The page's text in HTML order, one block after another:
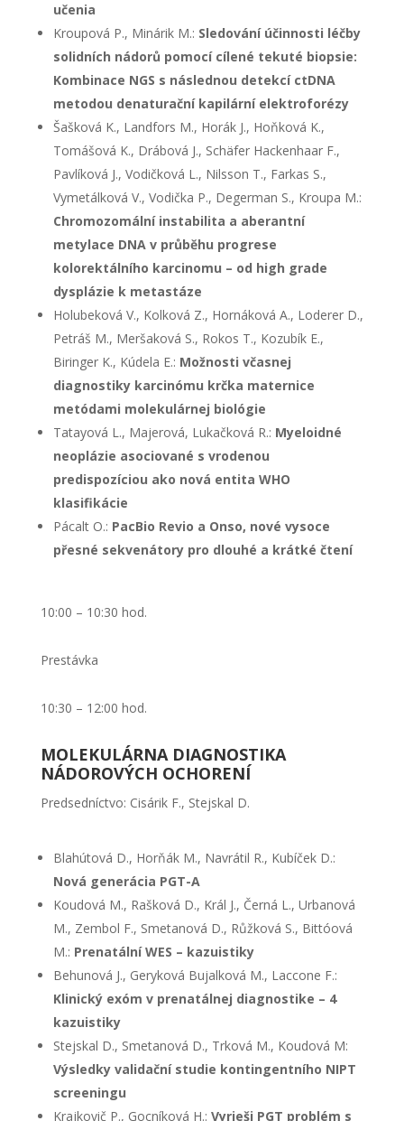
učenia
Kroupová P., Minárik M.: Sledování účinnosti léčby
solidních nádorů pomocí cílené tekuté biopsie:
Kombinace NGS s následnou detekcí ctDNA
metodou denaturační kapilární elektroforézy
Šašková K., Landfors M., Horák J., Hoňková K.,
Tomášová K., Drábová J., Schäfer Hackenhaar F.,
Pavlíková J., Vodičková L., Nilsson T., Farkas S.,
Vymetálková V., Vodička P., Degerman S., Kroupa M.:
Chromozomální instabilita a aberantní
metylace DNA v průběhu progrese
kolorektálního karcinomu – od high grade
dysplázie k metastáze
Holubeková V., Kolková Z., Hornáková A., Loderer D.,
Petráš M., Meršaková S., Rokos T., Kozubík E.,
Biringer K., Kúdela E.: Možnosti včasnej
diagnostiky karcinómu krčka maternice
metódami molekulárnej biológie
Tatayová L., Majerová, Lukačková R.: Myeloidné
neoplázie asociované s vrodenou
predispozíciou ako nová entita WHO
klasifikácie
Pácalt O.: PacBio Revio a Onso, nové vysoce
přesné sekvenátory pro dlouhé a krátké čtení
10:00 – 10:30 hod.
Prestávka
10:30 – 12:00 hod.
MOLEKULÁRNA DIAGNOSTIKA
NÁDOROVÝCH OCHORENÍ
Predsedníctvo: Cisárik F., Stejskal D.
Blahútová D., Horňák M., Navrátil R., Kubíček D.:
Nová generácia PGT-A
Koudová M., Rašková D., Král J., Černá L., Urbanová
M., Zembol F., Smetanová D., Růžková S., Bittóová
M.: Prenatální WES – kazuistiky
Behunová J., Geryková Bujalková M., Laccone F.:
Klinický exóm v prenatálnej diagnostike – 4
kazuistiky
Stejskal D., Smetanová D., Trková M., Koudová M:
Výsledky validační studie kontingentního NIPT
screeningu
Krajkovič P., Gocníková H.: Vyrieši PGT problém s